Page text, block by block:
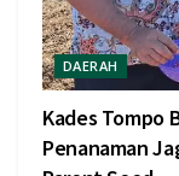
DAERAH
Kades Tompo
Penanaman